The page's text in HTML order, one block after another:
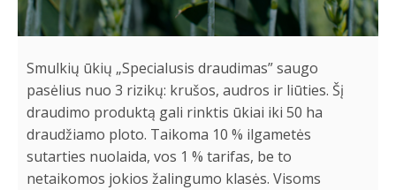
Smulkių ūkių „Specialusis draudimas” saugo
pasėlius nuo 3 rizikų: krušos, audros ir liūties. Šį
draudimo produktą gali rinktis ūkiai iki 50 ha
draudžiamo ploto. Taikoma 10 % ilgametės
sutarties nuolaida, vos 1 % tarifas, be to
netaikomos jokios žalingumo klasės. Visoms